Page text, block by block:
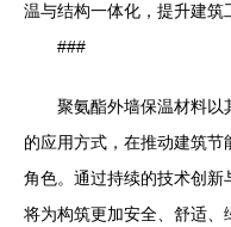
温与结构一体化，提升建筑
###
聚氨酯外墙保温材料以
的应用方式，在推动建筑节
角色。通过持续的技术创
将为构筑更加安全、舒适、